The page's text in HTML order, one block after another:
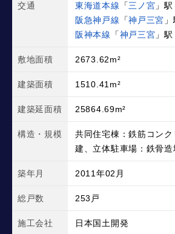
交通 東海道本線 「三ノ宮 」
阪急神戸線 「神戸三宮
阪神本線
「神戸三宮 」
敷地面積 2673.62m²
建築面積 1510.41m²
建築延面積 25864.69m²
構造・規模
共同住宅棟：鉄筋コン
建、立体駐車場：鉄骨造
築年月 2011年02月
総戸数 253戸
施工会社 日本国土開発